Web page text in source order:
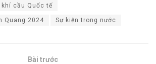
khí cầu Quốc tế
Quang 2024 Sự kiện trong nước
Bài trước